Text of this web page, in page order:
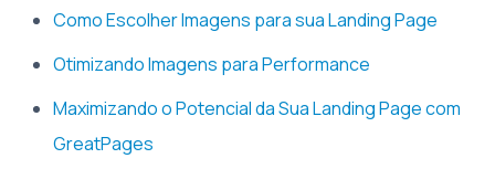
Como Escolher Imagens para sua Landing Page
Otimizando Imagens para Performance
Maximizando o Potencial da Sua Landing Page com
GreatPages